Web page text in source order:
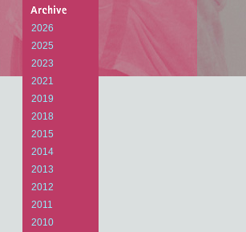
Arts
Laboratory
2026
2025
2023
2021
2019
2018
2015
2014
2013
2012
2011
2010